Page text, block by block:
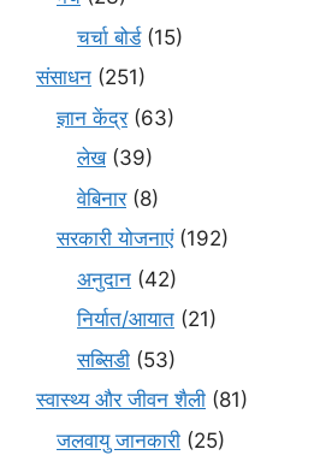
चर्चा बोर्ड(15)
संसाधन (251)
ज्ञान केंद्र(63)
लेख(39)
वेबिनार(8)
सरकारी योजनाएं(192)
अनुदान (42)
निर्यात/आयात (21)
सब्सिडी (53)
स्वास्थ्य और जीवन शैली (81)
जलवायु जानकारी (25)